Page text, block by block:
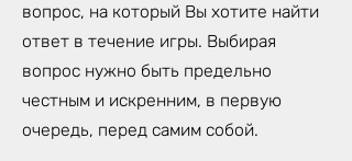
вопрос, на который Вы хотите найти
ответ в течение игры. Выбирая
вопрос нужно быть предельно
честным и искренним, в первую
очередь, перед самим собой.